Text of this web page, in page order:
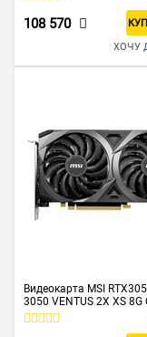
GDDR6 256bit 2xDP
RTL
108 570
ХОЧУ
Видеокарта MSI
3050 VENTUS 2X XS 8G
PCIE16 8GB GDDR6